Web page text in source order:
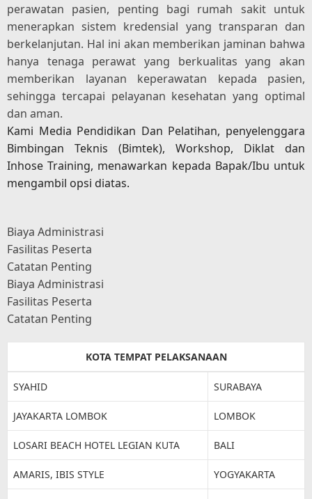
perawatan pasien, penting bagi rumah sakit untuk
menerapkan sistem kredensial yang transparan dan
berkelanjutan. Hal ini akan memberikan jaminan bahwa
hanya tenaga perawat yang berkualitas yang akan
memberikan layanan keperawatan kepada pasien,
sehingga tercapai pelayanan kesehatan yang optimal
dan aman.
Kami Media Pendidikan Dan Pelatihan, penyelenggara
Bimbingan Teknis (Bimtek), Workshop, Diklat dan
Inhose Training, menawarkan kepada Bapak/Ibu untuk
mengambil opsi diatas.
Biaya Administrasi
Fasilitas Peserta
Catatan Penting
Biaya Administrasi
Fasilitas Peserta
Catatan Penting
KOTA TEMPAT PELAKSANAAN
SYAHID SURABAYA
JAYAKARTA LOMBOK LOMBOK
LOSARI BEACH HOTEL LEGIAN KUTA BALI
AMARIS, IBIS STYLE YOGYAKARTA